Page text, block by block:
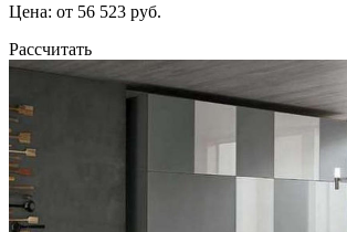
Цена: от 56 523 руб.
Рассчитать